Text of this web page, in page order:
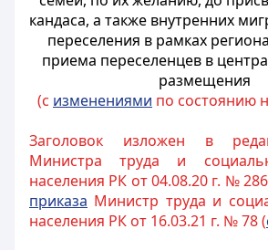
кандаса, а также внутренних
переселения в рамках
приема переселенцев в
размещения
(с изменениями по состоянию
Заголовок изложен в
Министра труда и
населения РК от 04.08.20 г. №
приказа Министр труда и
населения РК от 16.03.21 г. № 78 (